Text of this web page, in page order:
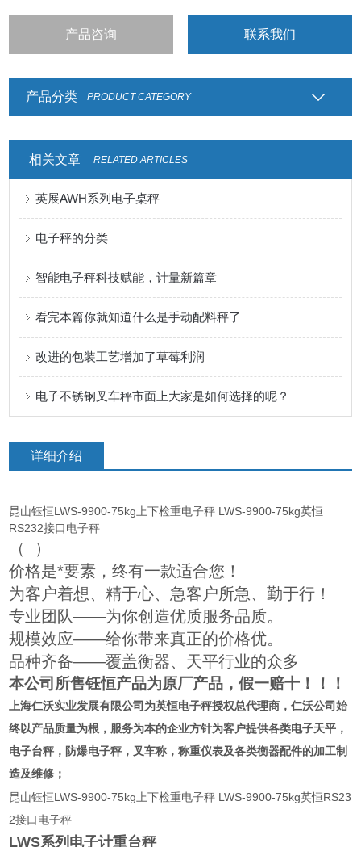
产品咨询 联系我们
产品分类 PRODUCT CATEGORY
相关文章 RELATED ARTICLES
英展AWH系列电子桌秤
电子秤的分类
智能电子秤科技赋能，计量新篇章
看完本篇你就知道什么是手动配料秤了
改进的包装工艺增加了草莓利润
电子不锈钢叉车秤市面上大家是如何选择的呢？
详细介绍
昆山钰恒LWS-9900-75kg上下检重电子秤 LWS-9900-75kg英恒
RS232接口电子秤
（
）
价格是*要素，终有一款适合您！
为客户着想、精于心、急客户所急、勤于行！
专业团队——为你创造优质服务品质。
规模效应——给你带来真正的价格优。
品种齐备——覆盖衡器、天平行业的众多
本公司所售钰恒产品为原厂产品，假一赔十！！！
上海仁沃实业发展有限公司为英恒电子秤授权总代理商 ，仁沃公司始
终以产品质量为根，服务为本的企业方针为客户提供各类电子天平，
电子台秤，防爆电子秤，叉车称，称重仪表及各类衡器配件的加工制
造及维修；
昆山钰恒LWS-9900-75kg上下检重电子秤 LWS-9900-75kg英恒RS23
2接口电子秤
LWS系列电子计重台秤